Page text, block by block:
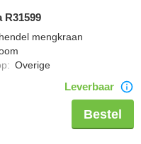
R31599
mengkraan
: Overige
Leverbaar
Bestel